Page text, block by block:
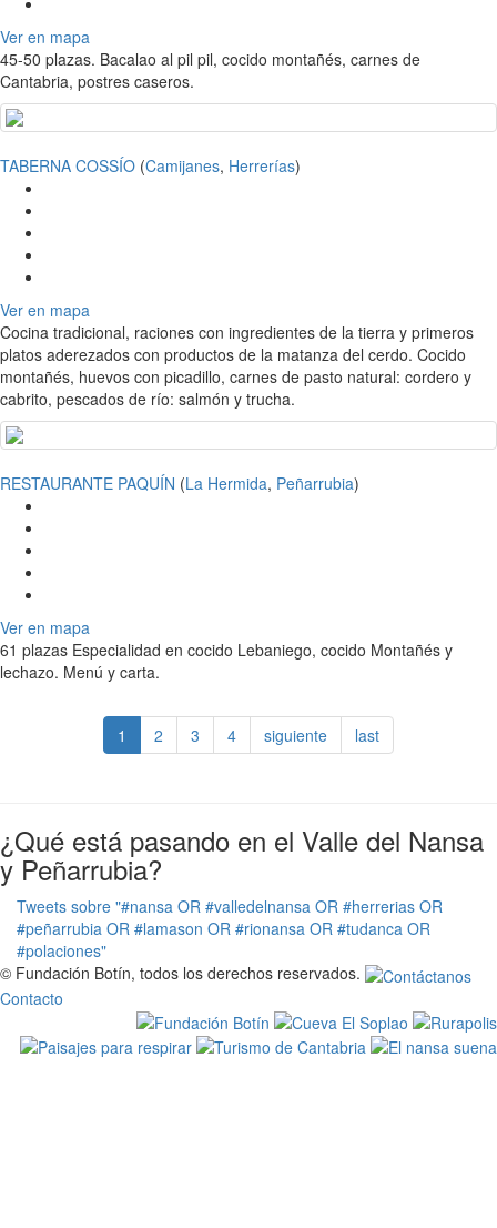
Ver en mapa
45-50 plazas. Bacalao al pil pil, cocido montañés, carnes de
Cantabria, postres caseros.
TABERNA COSSÍO (Camijanes, Herrerías)
Ver en mapa
Cocina tradicional, raciones con ingredientes de la tierra y primeros
platos aderezados con productos de la matanza del cerdo. Cocido
montañés, huevos con picadillo, carnes de pasto natural: cordero y
cabrito, pescados de río: salmón y trucha.
RESTAURANTE PAQUÍN (La Hermida, Peñarrubia)
Ver en mapa
61 plazas Especialidad en cocido Lebaniego, cocido Montañés y
lechazo. Menú y carta.
1 2 3 4 siguiente last
¿Qué está pasando en el Valle del Nansa
y Peñarrubia?
Tweets sobre "#nansa OR #valledelnansa OR #herrerias OR
#peñarrubia OR #lamason OR #rionansa OR #tudanca OR
#polaciones"
© Fundación Botín, todos los derechos reservados.
Contacto